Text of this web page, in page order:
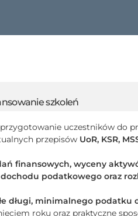
szkoleń
uczestników do
przepisów UoR, KSR,
finansowych, wyceny
podatkowego oraz
długi, minimalnego podatku
roku oraz praktyczne